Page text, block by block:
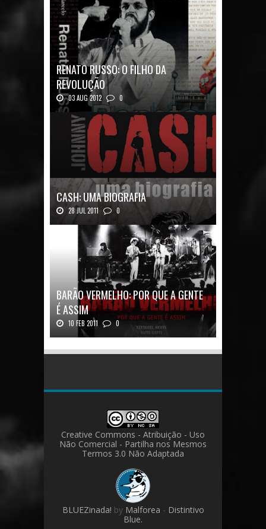
RENATO RUSSO: O FILHO DA
REVOLUÇÃO
03 AUG 2012 0
Renato Russo: O Filho da Revolução Autor: Car...
CASH: UMA BIOGRAFIA
28 JUL 2011 0
Quadrinhos alemães contam a história de um
BARÃO VERMELHO: POR QUE A GENTE
É ASSIM
10 FEB 2011 0
Barão Vermelho: Por que a Gente é
Creative Commons - Atribuição - Uso
Não Comercial - Partilha nos Mesmos
Termos 3.0 Não Adaptada
BLUEZinada! byMalforea - Distintivo
Blue.